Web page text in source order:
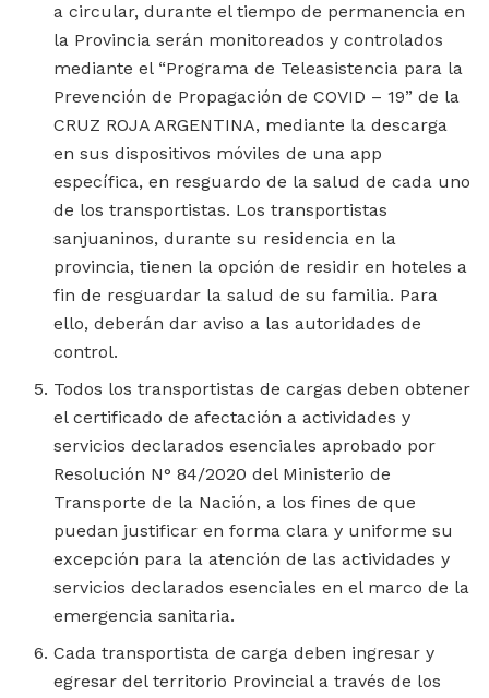
a circular, durante el tiempo de permanencia en
la Provincia serán monitoreados y controlados
mediante el “Programa de Teleasistencia para la
Prevención de Propagación de COVID – 19” de la
CRUZ ROJA ARGENTINA, mediante la descarga
en sus dispositivos móviles de una app
específica, en resguardo de la salud de cada uno
de los transportistas. Los transportistas
sanjuaninos, durante su residencia en la
provincia, tienen la opción de residir en hoteles a
fin de resguardar la salud de su familia. Para
ello, deberán dar aviso a las autoridades de
control.
Todos los transportistas de cargas deben obtener
el certificado de afectación a actividades y
servicios declarados esenciales aprobado por
Resolución N° 84/2020 del Ministerio de
Transporte de la Nación, a los fines de que
puedan justificar en forma clara y uniforme su
excepción para la atención de las actividades y
servicios declarados esenciales en el marco de la
emergencia sanitaria.
Cada transportista de carga deben ingresar y
egresar del territorio Provincial a través de los